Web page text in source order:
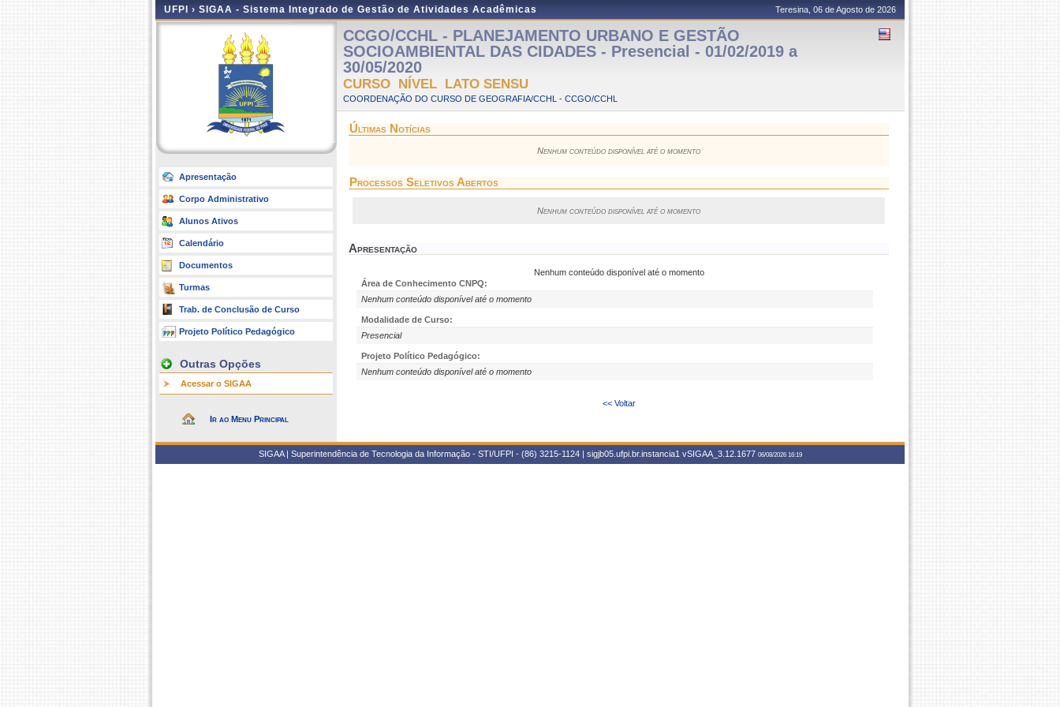
UFPI › SIGAA - Sistema Integrado de Gestão de Atividades Acadêmicas Teresina, 06 de Agosto de 2026
Apresentação
Corpo Administrativo
Alunos Ativos
Calendário
Documentos
Turmas
Trab. de Conclusão de Curso
Projeto Político Pedagógico
Outras Opções
Acessar o SIGAA
Ir ao Menu Principal
CCGO/CCHL - PLANEJAMENTO URBANO E GESTÃO
SOCIOAMBIENTAL DAS CIDADES - Presencial - 01/02/2019 a
30/05/2020
CURSO NÍVEL LATO SENSU
COORDENAÇÃO DO CURSO DE GEOGRAFIA/CCHL - CCGO/CCHL
Últimas Notícias
Nenhum conteúdo disponível até o momento
Processos Seletivos Abertos
Nenhum conteúdo disponível até o momento
Apresentação
Nenhum conteúdo disponível até o momento
Área de Conhecimento CNPQ:
Nenhum conteúdo disponível até o momento
Modalidade de Curso:
Presencial
Projeto Político Pedagógico:
Nenhum conteúdo disponível até o momento
<< Voltar
SIGAA | Superintendência de Tecnologia da Informação - STI/UFPI - (86) 3215-1124 | sigjb05.ufpi.br.instancia1 vSIGAA_3.12.1677 06/08/2026 16:19